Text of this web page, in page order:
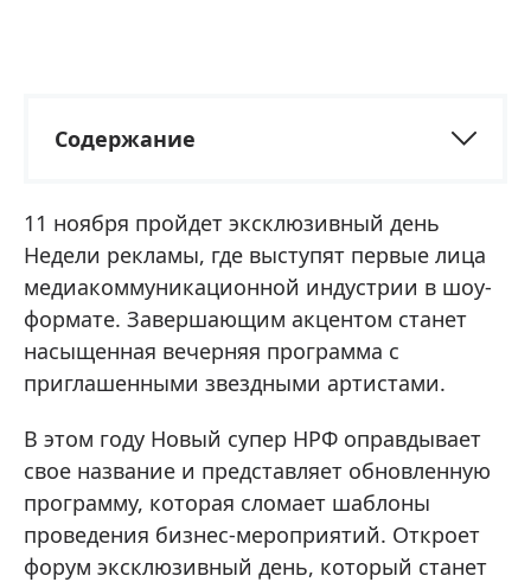
Содержание
11 ноября пройдет эксклюзивный день
Недели рекламы, где выступят первые лица
медиакоммуникационной индустрии в шоу-
формате. Завершающим акцентом станет
насыщенная вечерняя программа с
приглашенными звездными артистами.
В этом году Новый супер НРФ оправдывает
свое название и представляет обновленную
программу, которая сломает шаблоны
проведения бизнес-мероприятий. Откроет
форум эксклюзивный день, который станет